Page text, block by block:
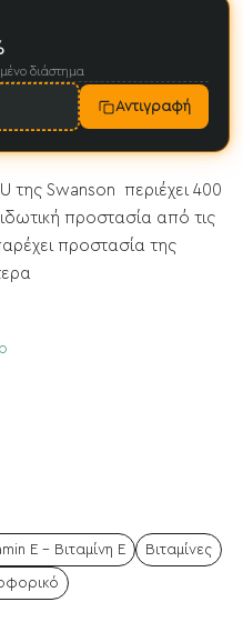
διάστημα
Αντιγραφή
της Swanson περιέχει 400
προστασία από τις
προστασία της
E - Βιταμίνη Ε Βιταμίνες